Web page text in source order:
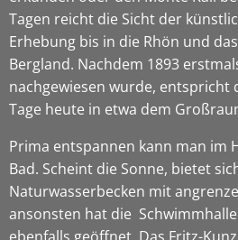
Tagen reicht die Sicht der
Erhebung bis in die Rhön und
Bergland. Nachdem 1893
nachgewiesen wurde, entspricht
Tage heute in etwa dem
Prima entspannen kann man im
Bad. Scheint die Sonne, bietet
Naturwasserbecken mit
ansonsten hat die